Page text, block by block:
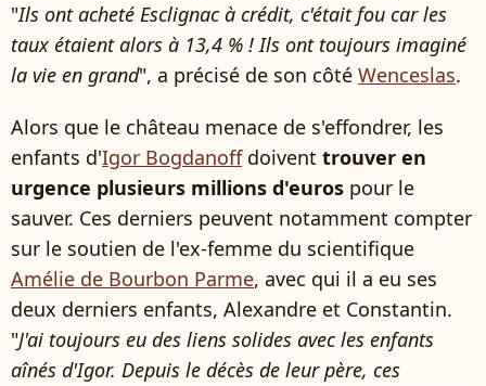
"Ils ont acheté Esclignac à crédit, c'était fou car les
taux étaient alors à 13,4 % ! Ils ont toujours imaginé
la vie en grand", a précisé de son côté Wenceslas.
Alors que le château menace de s'effondrer, les
enfants d'Igor Bogdanoffdoivent trouver en
urgence plusieurs millions d'euros pour le
sauver. Ces derniers peuvent notamment compter
sur le soutien de l'ex-femme du scientifique
Amélie de Bourbon Parme, avec qui il a eu ses
deux derniers enfants, Alexandre et Constantin.
"J'ai toujours eu des liens solides avec les enfants
aînés d'Igor. Depuis le décès de leur père, ces